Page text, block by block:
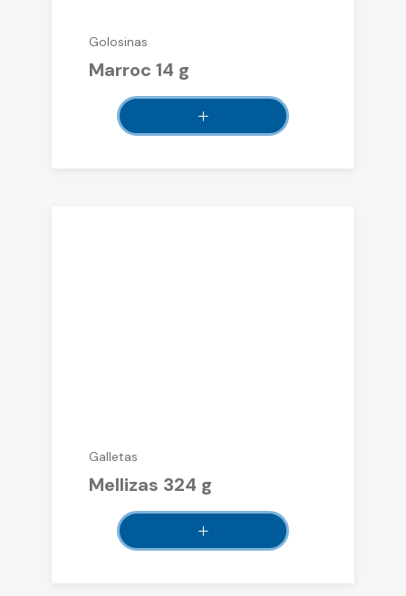
Golosinas
Marroc 14 g
Galletas
Mellizas 324 g